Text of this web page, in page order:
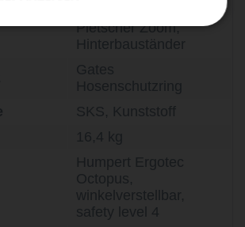
Pletscher Zoom,
Hinterbauständer
SKS, Kunststoff
Humpert Ergotec
Octopus,
winkelverstellbar,
safety level 4